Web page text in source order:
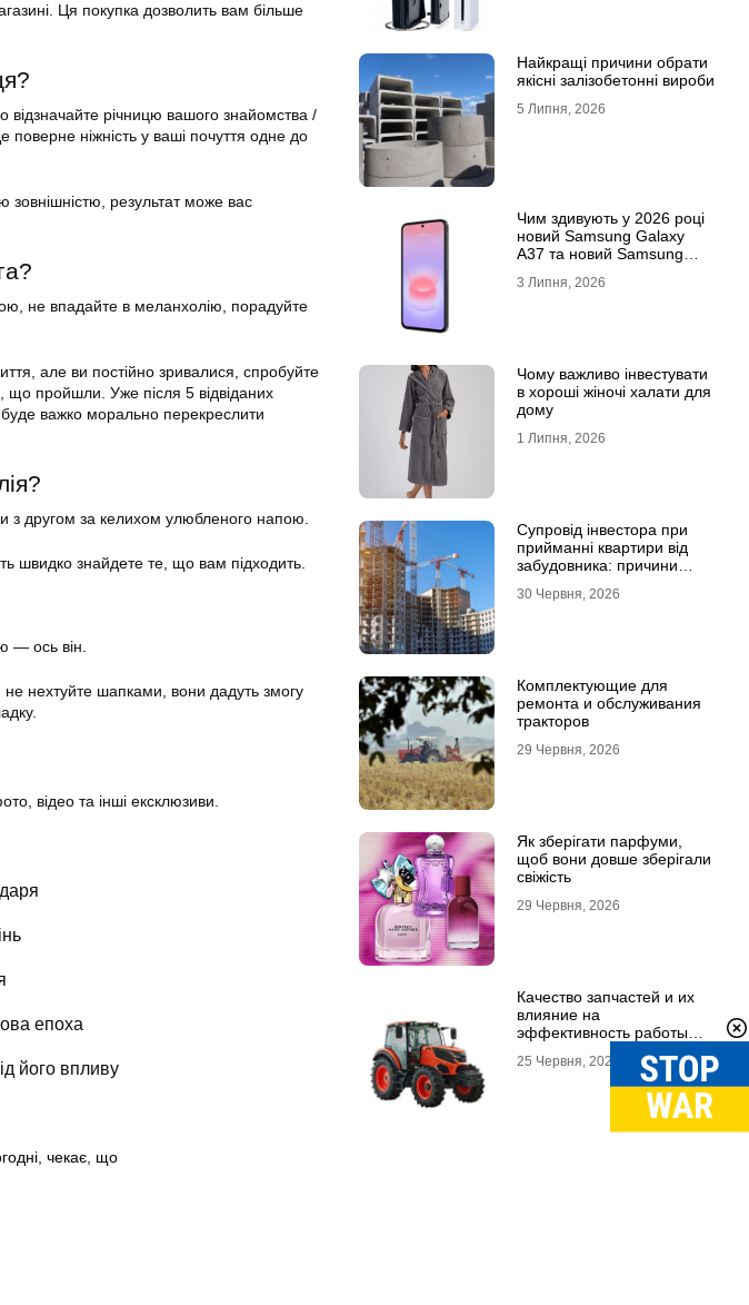
Ця покупка дозволить вам більше
відзначайте річницю вашого знайомства /
ніжність у ваші почуття одне до
результат може вас
не впадайте в меланхолію, порадуйте
але ви постійно зривалися, спробуйте
що пройшли. Уже після 5 відвіданих
буде важко морально перекреслити
з другом за келихом улюбленого напою.
швидко знайдете те, що вам підходить.
— ось він.
не нехтуйте шапками, вони дадуть змогу
відео та інші ексклюзиви.
епоха
його впливу
, чекає, що
Найкращі причини обрати
якісні залізобетонні вироби
5 Липня, 2026
Чим здивують у 2026 році
новий Samsung Galaxy
A37 та новий Samsung
3 Липня, 2026
Чому важливо інвестувати
в хороші жіночі халати для
дому
1 Липня, 2026
Супровід інвестора при
прийманні квартири від
забудовника: причини
30 Червня, 2026
Комплектующие для
ремонта и обслуживания
тракторов
29 Червня, 2026
Як зберігати парфуми,
щоб вони довше зберігали
свіжість
29 Червня, 2026
Качество запчастей и их
влияние на
эффективность работы
25 Червня, 2026